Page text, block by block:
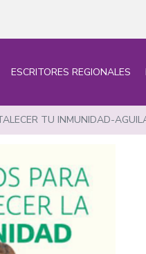
ESCRITORES REGIONALES
TU INMUNIDAD-